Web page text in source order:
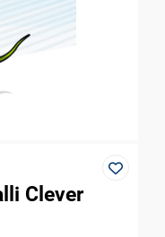
Clever